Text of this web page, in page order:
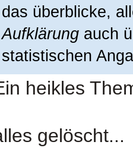
das überblicke,
Aufklärung auch
statistischen
heikles
gelöscht...